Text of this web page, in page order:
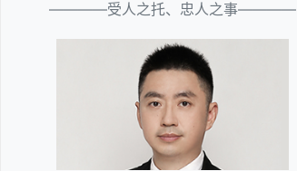
————受人之托、忠人之事————